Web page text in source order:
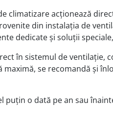
climatizare acționează
din instalația de
dedicate și soluții
în sistemul de ventilație,
maximă, se recomandă și
puțin o dată pe an sau